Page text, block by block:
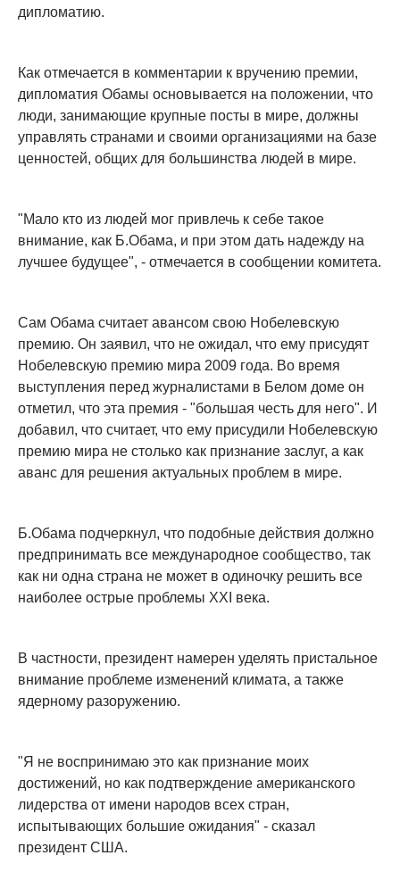
дипломатию.
Как отмечается в комментарии к вручению премии,
дипломатия Обамы основывается на положении, что
люди, занимающие крупные посты в мире, должны
управлять странами и своими организациями на базе
ценностей, общих для большинства людей в мире.
"Мало кто из людей мог привлечь к себе такое
внимание, как Б.Обама, и при этом дать надежду на
лучшее будущее", - отмечается в сообщении комитета.
Сам Обама считает авансом свою Нобелевскую
премию. Он заявил, что не ожидал, что ему присудят
Нобелевскую премию мира 2009 года. Во время
выступления перед журналистами в Белом доме он
отметил, что эта премия - "большая честь для него". И
добавил, что считает, что ему присудили Нобелевскую
премию мира не столько как признание заслуг, а как
аванс для решения актуальных проблем в мире.
Б.Обама подчеркнул, что подобные действия должно
предпринимать все международное сообщество, так
как ни одна страна не может в одиночку решить все
наиболее острые проблемы XXI века.
В частности, президент намерен уделять пристальное
внимание проблеме изменений климата, а также
ядерному разоружению.
"Я не воспринимаю это как признание моих
достижений, но как подтверждение американского
лидерства от имени народов всех стран,
испытывающих большие ожидания" - сказал
президент США.